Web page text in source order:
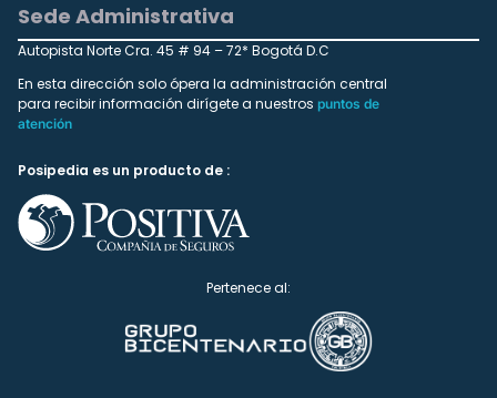
Sede Administrativa
Autopista Norte Cra. 45 # 94 – 72* Bogotá D.C
En esta dirección solo ópera la administración central
para recibir información dirígete a nuestros puntos de
atención
Posipedia es un producto de :
Pertenece al: